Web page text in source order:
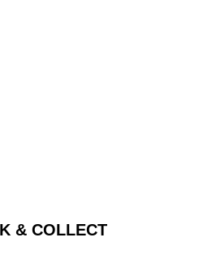
& COLLECT